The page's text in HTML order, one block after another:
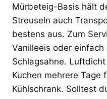
Mürbeteig-Basis hält
Streuseln auch
bestens aus. Zum
Vanilleeis oder einfach
Schlagsahne.
Kuchen mehrere Tage
Kühlschrank. Solltest